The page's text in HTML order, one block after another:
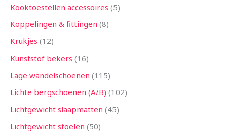
Kooktoestellen accessoires 5
Koppelingen & fittingen 8
Krukjes 12
Kunststof bekers 16
Lage wandelschoenen 115
Lichte bergschoenen (A/B) 102
Lichtgewicht slaapmatten 45
Lichtgewicht stoelen 50